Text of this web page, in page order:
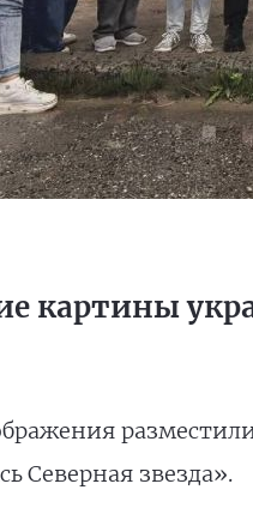
картины
Северная звезда».